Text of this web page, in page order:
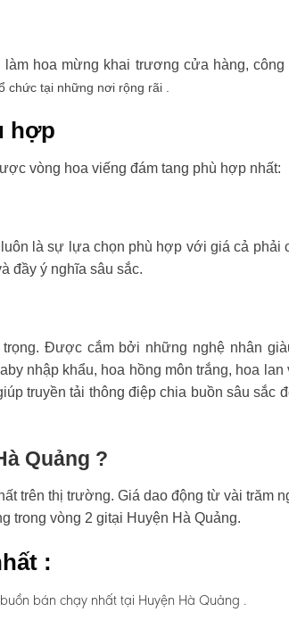
hoa mừng khai trương cửa hàng, công
chức tại những nơi rộng rãi .
hợp
vòng hoa viếng đám tang phù hợp nhất:
là sự lựa chọn phù hợp với giá cả phải
đầy ý nghĩa sâu sắc.
Được cắm bởi những nghệ nhân
nhập khẩu, hoa hồng môn trắng, hoa lan
truyền tải thông điệp chia buồn sâu sắc
Quảng ?
trên thị trường. Giá dao động từ vài trăm
trong vòng 2 gitại Huyện Hà Quảng.
:
bán chạy nhất tại Huyện Hà Quảng .